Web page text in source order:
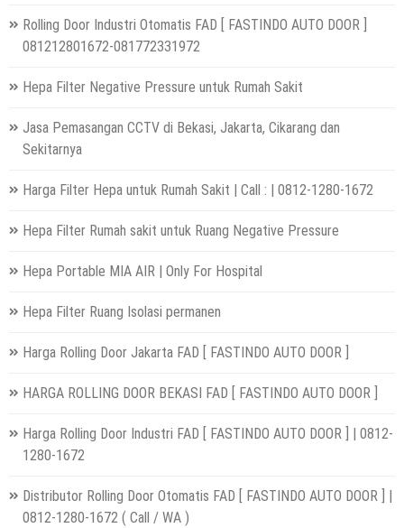
Rolling Door Industri Otomatis FAD [ FASTINDO AUTO DOOR ]
081212801672-081772331972
Hepa Filter Negative Pressure untuk Rumah Sakit
Jasa Pemasangan CCTV di Bekasi, Jakarta, Cikarang dan
Sekitarnya
Harga Filter Hepa untuk Rumah Sakit | Call : | 0812-1280-1672
Hepa Filter Rumah sakit untuk Ruang Negative Pressure
Hepa Portable MIA AIR | Only For Hospital
Hepa Filter Ruang Isolasi permanen
Harga Rolling Door Jakarta FAD [ FASTINDO AUTO DOOR ]
HARGA ROLLING DOOR BEKASI FAD [ FASTINDO AUTO DOOR ]
Harga Rolling Door Industri FAD [ FASTINDO AUTO DOOR ] | 0812-
1280-1672
Distributor Rolling Door Otomatis FAD [ FASTINDO AUTO DOOR ] |
0812-1280-1672 ( Call / WA )